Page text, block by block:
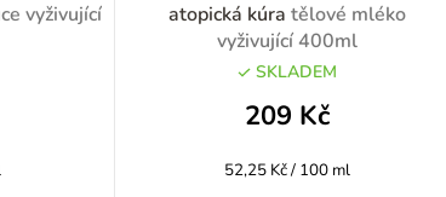
vyživující
atopická kúratělové mléko
vyživující 400ml
SKLADEM
209 Kč
Měrná
52,25 Kč / 100 ml